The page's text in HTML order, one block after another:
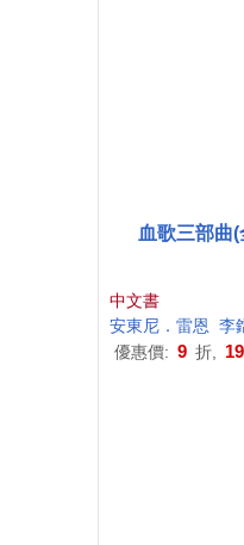
血歌三部曲
中文書
安東尼 ．雷恩
李
優惠價: 9 折,